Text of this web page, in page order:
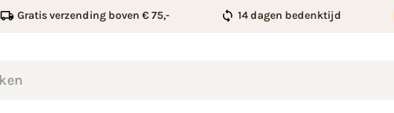
Gratis verzending boven € 75,- 14 dagen bedenktijd